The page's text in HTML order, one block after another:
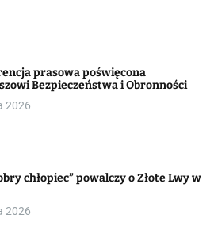
prasowa poświęcona
Bezpieczeństwa i Obronności
2026
chłopiec” powalczy o Złote Lwy w
2026